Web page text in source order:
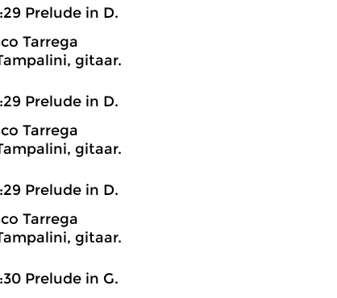
Prelude in D.
Tarrega
gitaar.
Prelude in D.
Tarrega
gitaar.
Prelude in D.
Tarrega
gitaar.
Prelude in G.